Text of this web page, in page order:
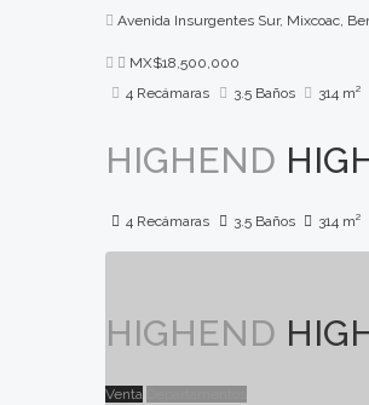
Avenida Insurgentes Sur, Mixcoac,
MX$18,500,000
4 Recámaras
3.5 Baños 314 m²
HIGHEND
4 Recámaras 3.5 Baños 314 m²
HIGHEND
Venta